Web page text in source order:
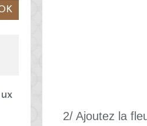
2/ Ajoutez la